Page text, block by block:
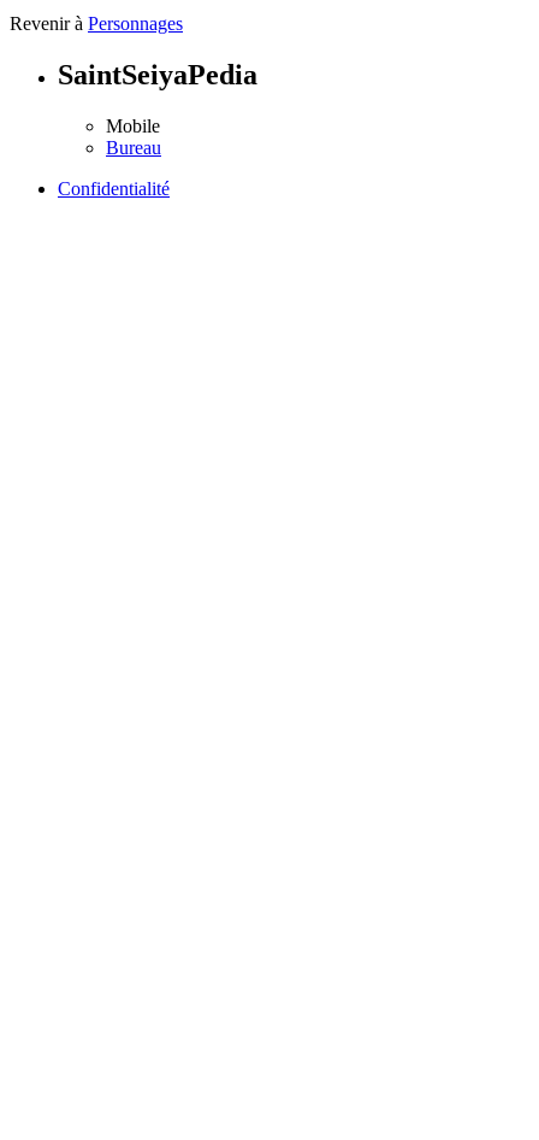
Revenir à Personnages
SaintSeiyaPedia
Mobile
Bureau
Confidentialité